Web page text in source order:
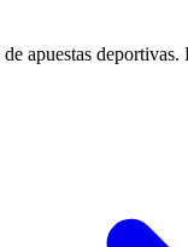
apuestas deportivas.